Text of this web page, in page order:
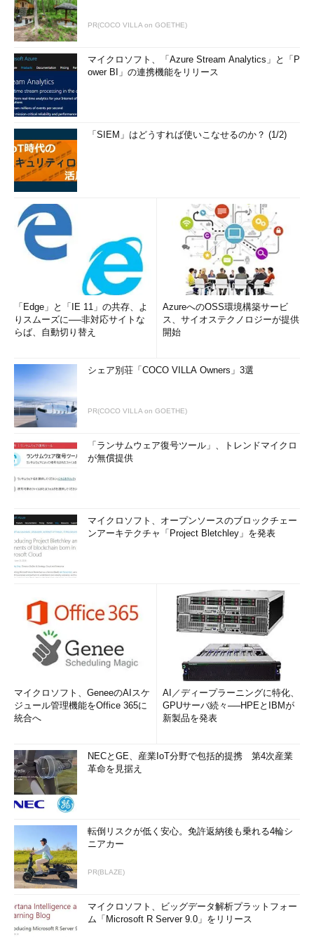
PR(COCO VILLA on GOETHE)
マイクロソフト、「Azure Stream Analytics」と「P
ower BI」の連携機能をリリース
「SIEM」はどうすれば使いこなせるのか？ (1/2)
「Edge」と「IE 11」の共存、よ
りスムーズに──非対応サイトな
らば、自動切り替え
AzureへのOSS環境構築サービ
ス、サイオステクノロジーが提供
開始
シェア別荘「COCO VILLA Owners」3選
PR(COCO VILLA on GOETHE)
「ランサムウェア復号ツール」、トレンドマイクロ
が無償提供
マイクロソフト、オープンソースのブロックチェー
ンアーキテクチャ「Project Bletchley」を発表
マイクロソフト、GeneeのAIスケ
ジュール管理機能をOffice 365に
統合へ
AI／ディープラーニングに特化、
GPUサーバ続々──HPEとIBMが
新製品を発表
NECとGE、産業IoT分野で包括的提携 第4次産業
革命を見据え
転倒リスクが低く安心。免許返納後も乗れる4輪シ
ニアカー
PR(BLAZE)
マイクロソフト、ビッグデータ解析プラットフォー
ム「Microsoft R Server 9.0」をリリース